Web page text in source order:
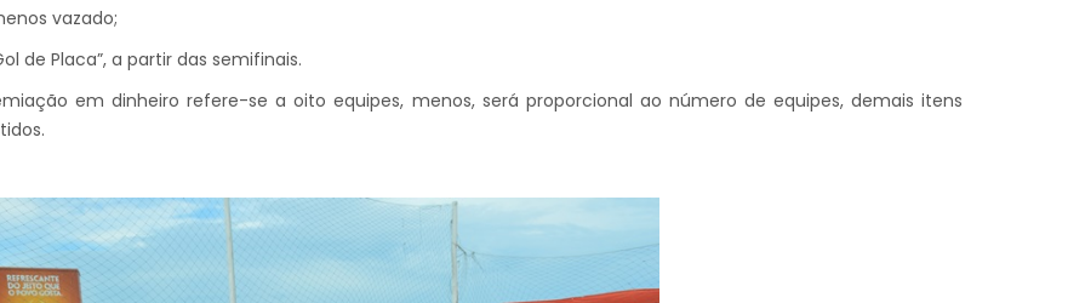
vazado;
de Placa”, a partir das semifinais.
em dinheiro refere-se a oito equipes, menos, será proporcional ao número de equipes, demais itens